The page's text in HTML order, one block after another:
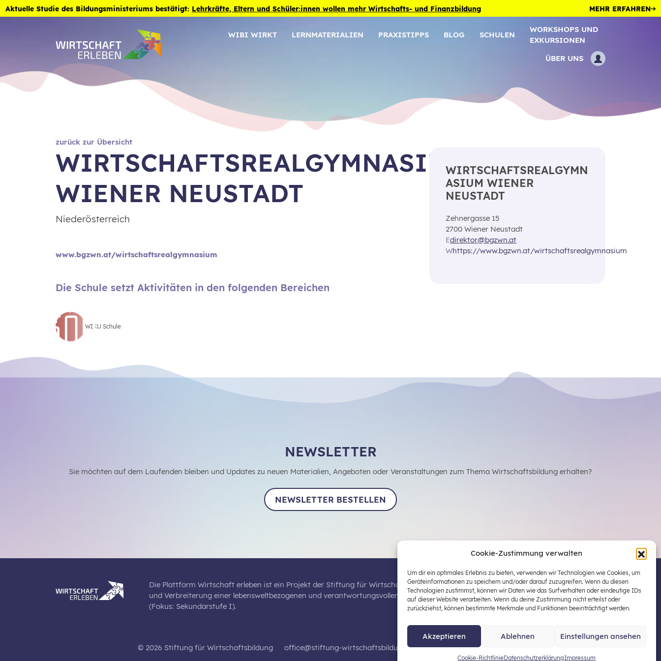
Cookie-Zustimmung verwalten
Um dir ein optimales Erlebnis zu bieten, verwenden wir Technologien wie Cookies, um
Geräteinformationen zu speichern und/oder darauf zuzugreifen. Wenn du diesen
Technologien zustimmst, können wir Daten wie das Surfverhalten oder eindeutige IDs
auf dieser Website verarbeiten. Wenn du deine Zustimmung nicht erteilst oder
zurückziehst, können bestimmte Merkmale und Funktionen beeinträchtigt werden.
Akzeptieren Ablehnen Einstellungen ansehen
Cookie-RichtlinieDatenschutzerklärungImpressum
Zum Inhalt der Seite springen
Aktuelle Studie des Bildungsministeriums bestätigt: Lehrkräfte, Eltern und Schüler:innen wollen mehr Wirtschafts- und Finanzbildung MEHR ERFAHREN
WIBI WIRKT LERNMATERIALIEN PRAXISTIPPS BLOG SCHULEN
WORKSHOPS UND
EXKURSIONEN
ÜBER UNS
zurück zur Übersicht
WIRTSCHAFTSREALGYMNASIUM
WIENER NEUSTADT
Niederösterreich
www.bgzwn.at/wirtschaftsrealgymnasium
Die Schule setzt Aktivitäten in den folgenden Bereichen
WIKU Schule
WIRTSCHAFTSREALGYMN
ASIUM WIENER
NEUSTADT
Zehnergasse 15
2700 Wiener Neustadt
Edirektor@bgzwn.at
Whttps://www.bgzwn.at/wirtschaftsrealgymnasium
NEWSLETTER
Sie möchten auf dem Laufenden bleiben und Updates zu neuen Materialien, Angeboten oder Veranstaltungen zum Thema Wirtschaftsbildung erhalten?
NEWSLETTER BESTELLEN
Die Plattform Wirtschaft erleben ist ein Projekt der Stiftung für Wirtschaftsbildung, Österreichs zentraler Plattform für die Stärkung
und Verbreiterung einer lebensweltbezogenen und verantwortungsvollen Wirtschaftsbildung in der schulischen Allgemeinbildung
(Fokus: Sekundarstufe I).
© 2026 Stiftung für Wirtschaftsbildung office@stiftung-wirtschaftsbildung.at Datenschutz